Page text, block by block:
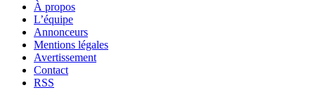
À propos
L’équipe
Annonceurs
Mentions légales
Avertissement
Contact
RSS